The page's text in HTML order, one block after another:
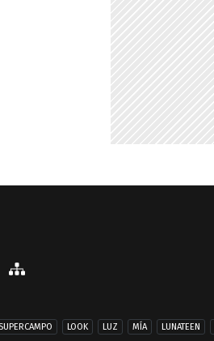
SUPERCAMPO LOOK LUZ MÍA LUNATEEN